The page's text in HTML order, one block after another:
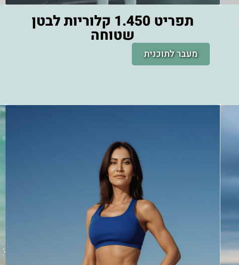
תפריט 1.450 קלוריות לבטן
שטוחה
מעבר לתוכנית
לירידה במשקל
תפריט מאוזן ל־14 יום עם ערכים תזונתיים ודגשים לשילוב
לשמור על גמישות בתפריט ולהרגיש קלילות בלי לוותר על
טעם או שובע.